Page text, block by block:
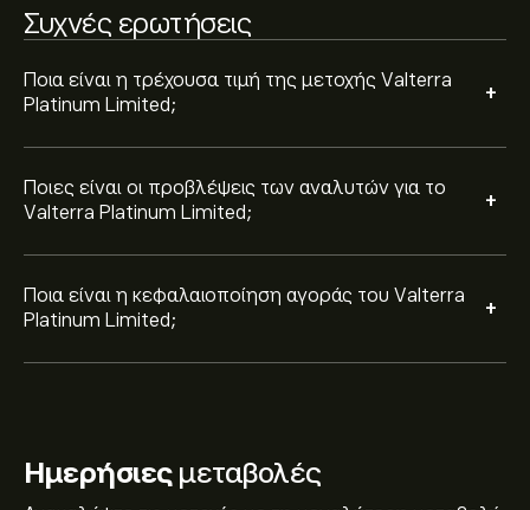
Συχνές ερωτήσεις
Ποια είναι η τρέχουσα τιμή της μετοχής Valterra
Platinum Limited;
+
Ποιες είναι οι προβλέψεις των αναλυτών για το
Valterra Platinum Limited;
+
Ποια είναι η κεφαλαιοποίηση αγοράς του Valterra
Platinum Limited;
+
Ημερήσιεςμεταβολές